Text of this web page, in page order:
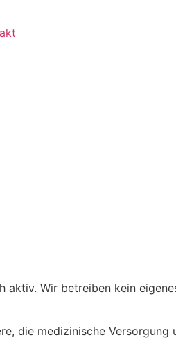
Wir betreiben kein
die medizinische